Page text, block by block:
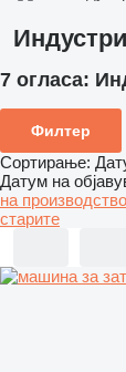
7 огласа:
Филтер
Сортирање:
Датум на
на
старите